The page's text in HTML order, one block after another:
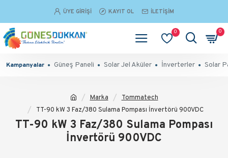
ÜYE GIRIŞI KAYIT OL İLETIŞIM
0 0
Kampanyalar Güneş Paneli Solar Jel Aküler İnverterler Solar
Marka
Tommatech
TT-90 kW 3 Faz/380 Sulama Pompası İnvertörü 900VDC
TT-90 kW 3 Faz/380 Sulama Pompası
İnvertörü 900VDC